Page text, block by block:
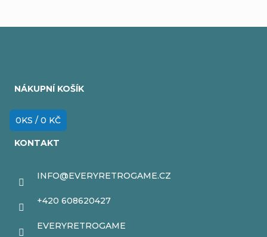
NÁKUPNÍ KOŠÍK
0KS / 0 KČ
KONTAKT
INFO@EVERYRETROGAME.CZ
+420 608620427
EVERYRETROGAME